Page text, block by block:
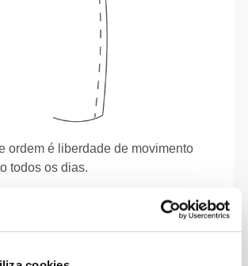
ordem é liberdade de movimento
todos os dias.